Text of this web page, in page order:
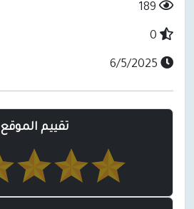
تقييم الموقع